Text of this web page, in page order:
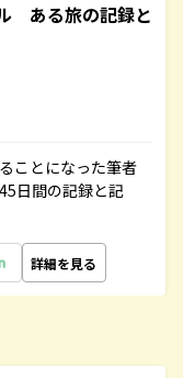
ある旅の記録と
ことになった筆者
日間の記録と記
詳細を見る